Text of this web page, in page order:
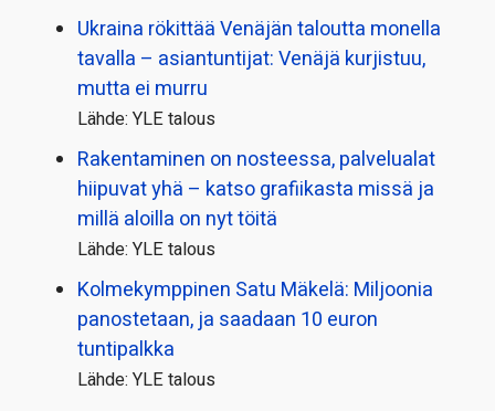
Ukraina rökittää Venäjän taloutta monella
tavalla – asiantuntijat: Venäjä kurjistuu,
mutta ei murru
Lähde: YLE talous
Rakentaminen on nosteessa, palvelualat
hiipuvat yhä – katso grafiikasta missä ja
millä aloilla on nyt töitä
Lähde: YLE talous
Kolmekymppinen Satu Mäkelä: Miljoonia
panostetaan, ja saadaan 10 euron
tuntipalkka
Lähde: YLE talous